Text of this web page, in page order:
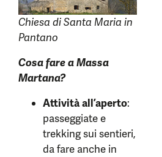
Chiesa di Santa Maria in
Pantano
Cosa fare a Massa
Martana?
Attività all’aperto:
passeggiate e
trekking sui sentieri,
da fare anche in